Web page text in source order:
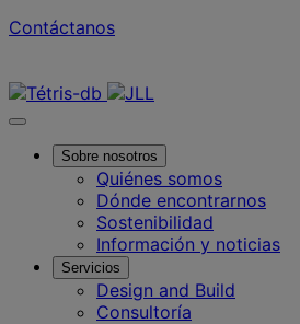
Contáctanos
Sobre nosotros
Quiénes somos
Dónde encontrarnos
Sostenibilidad
Información y noticias
Servicios
Design and Build
Consultoría